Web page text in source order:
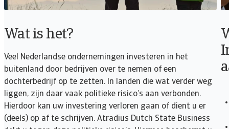
Wat is het?
Veel Nederlandse ondernemingen investeren in het
buitenland door bedrijven over te nemen of een
dochterbedrijf op te zetten. In landen die wat verder weg
liggen, zijn daar vaak politieke risico’s aan verbonden.
Hierdoor kan uw investering verloren gaan of dient u er
(deels) op af te schrijven. Atradius Dutch State Business